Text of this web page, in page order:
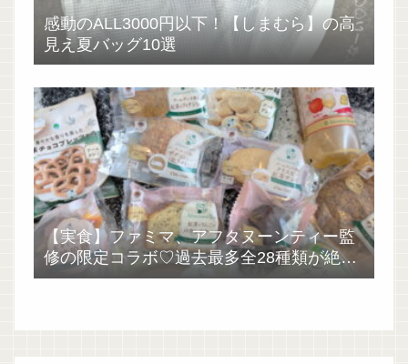
感動のALL3000円以下！【しまむら】の高
見え夏バッグ10選
【実食】ファミマ、アフタヌーンティー監
修の限定コラボ♡過去最多全28種類が絶品
過ぎた！